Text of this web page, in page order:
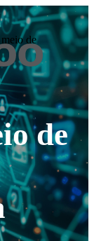
meio de
de